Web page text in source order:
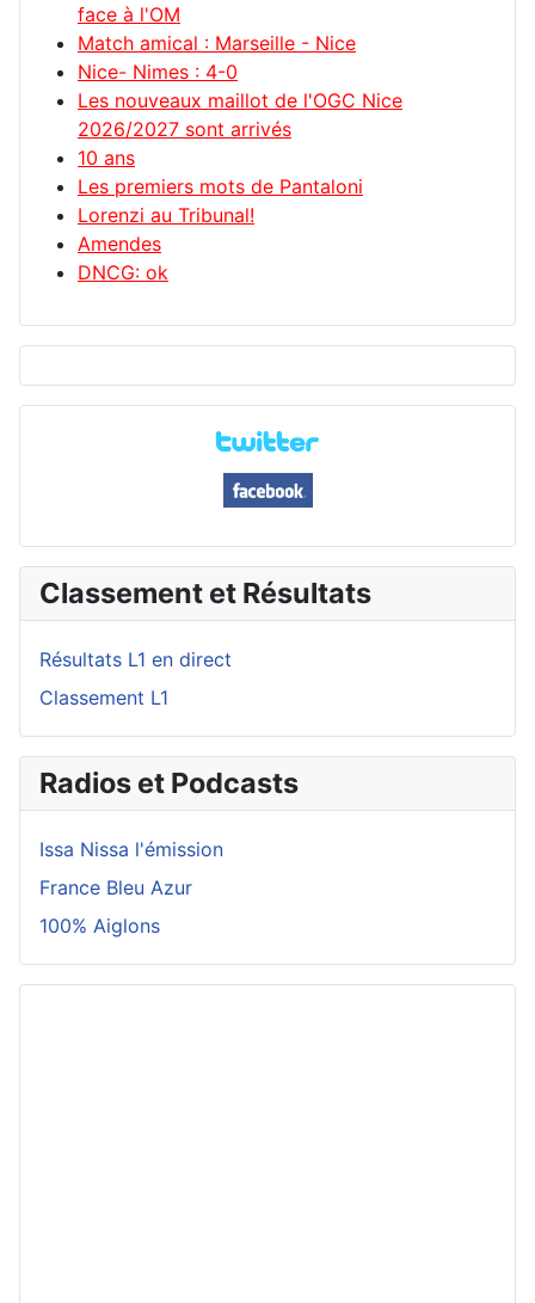
face à l'OM
Match amical : Marseille - Nice
Nice- Nimes : 4-0
Les nouveaux maillot de l'OGC Nice
2026/2027 sont arrivés
10 ans
Les premiers mots de Pantaloni
Lorenzi au Tribunal!
Amendes
DNCG: ok
Classement et Résultats
Résultats L1 en direct
Classement L1
Radios et Podcasts
Issa Nissa l'émission
France Bleu Azur
100% Aiglons